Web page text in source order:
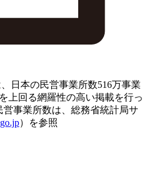
日本の民営事業所数516万事業
上回る網羅性の高い掲載を行っ
事業所数は、総務省統計局サ
）を参照